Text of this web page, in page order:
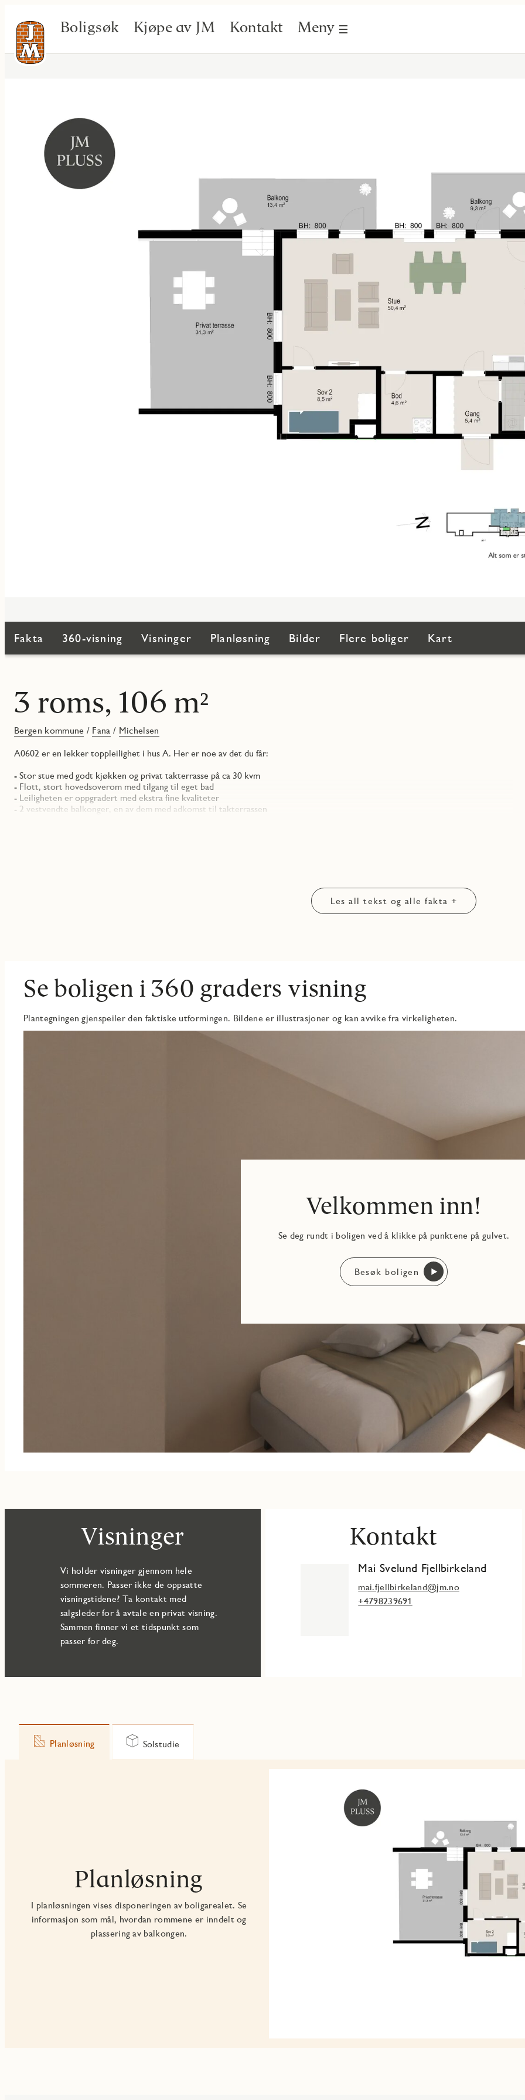
Boligsøk Kjøpe av JM Kontakt Meny
Fakta 360-visning Visninger Planløsning Bilder Flere boliger Kart
3 roms, 106 m²
Bergen kommune / Fana / Michelsen
A0602 er en lekker toppleilighet i hus A. Her er noe av det du får:
- Stor stue med godt kjøkken og privat takterrasse på ca 30 kvm
- Flott, stort hovedsoverom med tilgang til eget bad
- Leiligheten er oppgradert med ekstra fine kvaliteter
- 2 vestvendte balkonger, en av dem med adkomst til takterrassen
Les all tekst og alle fakta +
Se boligen i 360 graders visning
Plantegningen gjenspeiler den faktiske utformingen. Bildene er illustrasjoner og kan avvike fra virkeligheten.
Velkommen inn!
Se deg rundt i boligen ved å klikke på punktene på gulvet.
Besøk boligen
Visninger
Vi holder visninger gjennom hele
sommeren. Passer ikke de oppsatte
visningstidene? Ta kontakt med
salgsleder for å avtale en privat visning.
Sammen finner vi et tidspunkt som
passer for deg.
Kontakt
Mai Svelund Fjellbirkeland
mai.fjellbirkeland@jm.no
+4798239691
Planløsning Solstudie
Planløsning
I planløsningen vises disponeringen av boligarealet. Se
informasjon som mål, hvordan rommene er inndelt og
plassering av balkongen.